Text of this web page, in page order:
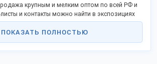
крупным и мелким оптом по всей РФ и
и контакты можно найти в экспозициях
ПОКАЗАТЬ ПОЛНОСТЬЮ